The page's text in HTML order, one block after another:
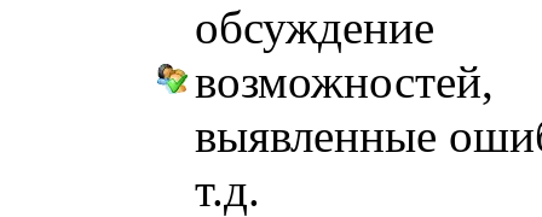
обсуждение
возможностей,
выявленные
т.д.